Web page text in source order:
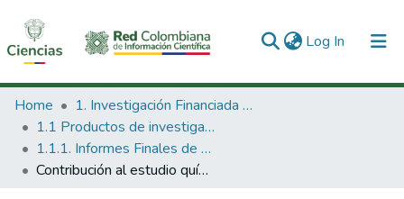
Log In (current)
Communities & Collections
All of DSpace
Statistics
Home
1. Investigación Financiada con Recursos Públicos
1.1 Productos de investigación
1.1.1. Informes Finales de Proyectos de Investigación
Contribución al estudio químico de las algas colombianas Grateloupia doryophora (Rbodophyta) y Sarsaeeum cymoeum (Phaeophyta)